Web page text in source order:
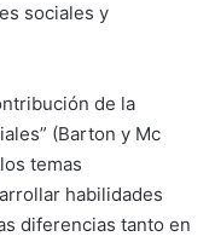
sociales y
de la
(Barton y Mc
temas
habilidades
diferencias tanto en